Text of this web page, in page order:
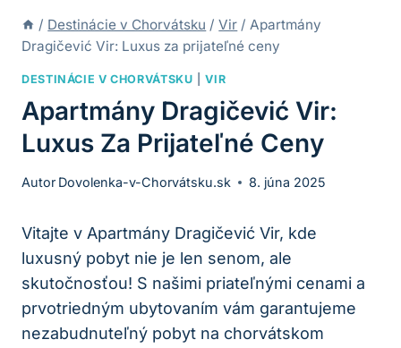
/ Destinácie v Chorvátsku / Vir / Apartmány
Dragičević Vir: Luxus za prijateľné ceny
DESTINÁCIE V CHORVÁTSKU |VIR
Apartmány Dragičević Vir:
Luxus Za Prijateľné Ceny
Autor Dovolenka-v-Chorvátsku.sk 8. júna 2025
Vitajte v Apartmány Dragičević Vir, kde
luxusný pobyt nie je len senom, ale
skutočnosťou! S našimi priateľnými cenami a
prvotriedným ubytovaním vám garantujeme
nezabudnuteľný pobyt na chorvátskom